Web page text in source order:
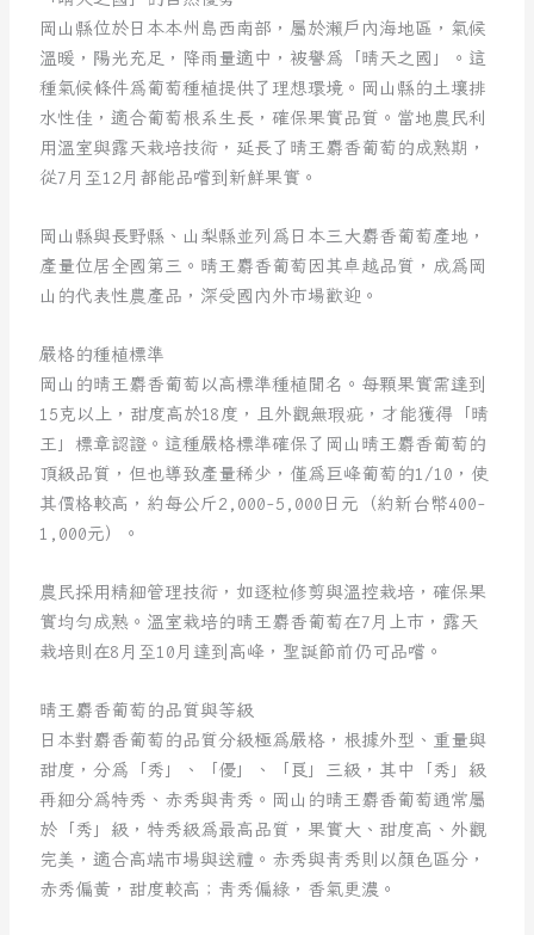
岡山縣位於日本本州島西南部，屬於瀨戶內海地區，氣候
溫暖，陽光充足，降雨量適中，被譽為「晴天之國」。這
種氣候條件為葡萄種植提供了理想環境。岡山縣的土壤排
水性佳，適合葡萄根系生長，確保果實品質。當地農民利
用溫室與露天栽培技術，延長了晴王麝香葡萄的成熟期，
從7月至12月都能品嚐到新鮮果實。
岡山縣與長野縣、山梨縣並列為日本三大麝香葡萄產地，
產量位居全國第三。晴王麝香葡萄因其卓越品質，成為岡
山的代表性農產品，深受國內外市場歡迎。
嚴格的種植標準
岡山的晴王麝香葡萄以高標準種植聞名。每顆果實需達到
15克以上，甜度高於18度，且外觀無瑕疵，才能獲得「晴
王」標章認證。這種嚴格標準確保了岡山晴王麝香葡萄的
頂級品質，但也導致產量稀少，僅為巨峰葡萄的1/10，使
其價格較高，約每公斤2,000-5,000日元（約新台幣400-
1,000元）。
農民採用精細管理技術，如逐粒修剪與溫控栽培，確保果
實均勻成熟。溫室栽培的晴王麝香葡萄在7月上市，露天
栽培則在8月至10月達到高峰，聖誕節前仍可品嚐。
晴王麝香葡萄的品質與等級
日本對麝香葡萄的品質分級極為嚴格，根據外型、重量與
甜度，分為「秀」、「優」、「良」三級，其中「秀」級
再細分為特秀、赤秀與青秀。岡山的晴王麝香葡萄通常屬
於「秀」級，特秀級為最高品質，果實大、甜度高、外觀
完美，適合高端市場與送禮。赤秀與青秀則以顏色區分，
赤秀偏黃，甜度較高；青秀偏綠，香氣更濃。